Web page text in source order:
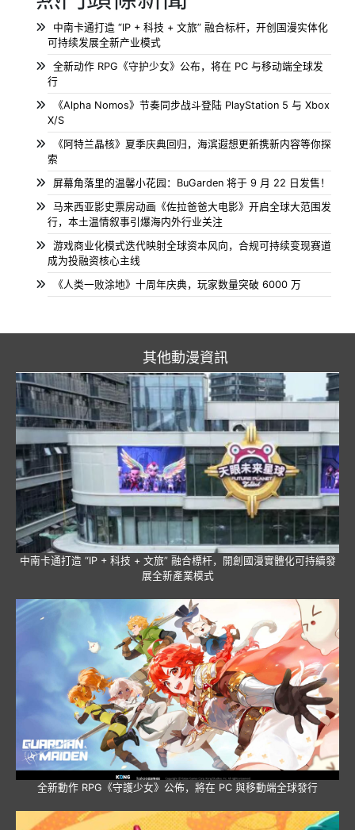
中南卡通打造 “IP + 科技 + 文旅” 融合标杆，开创国漫实体化
可持续发展全新产业模式
全新动作 RPG《守护少女》公布，将在 PC 与移动端全球发
行
《Alpha Nomos》节奏同步战斗登陆 PlayStation 5 与 Xbox
X/S
《阿特兰晶核》夏季庆典回归，海滨遐想更新携新内容等你探
索
屏幕角落里的温馨小花园：BuGarden 将于 9 月 22 日发售！
马来西亚影史票房动画《佐拉爸爸大电影》开启全球大范围发
行，本土温情叙事引爆海内外行业关注
游戏商业化模式迭代映射全球资本风向，合规可持续变现赛道
成为投融资核心主线
《人类一败涂地》十周年庆典，玩家数量突破 6000 万
其他動漫資訊
中南卡通打造 “IP + 科技 + 文旅” 融合標杆，開創國漫實體化可持續發
展全新產業模式
全新動作 RPG《守護少女》公佈，將在 PC 與移動端全球發行